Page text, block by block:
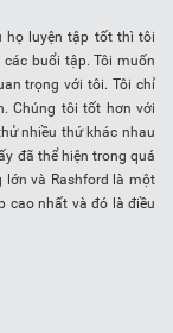
họ luyện tập tốt thì tôi
buổi tập. Tôi muốn
trọng với tôi. Tôi chỉ
Chúng tôi tốt hơn với
nhiều thứ khác nhau
đã thể hiện trong quá
lớn và Rashford là một
cao nhất và đó là điều